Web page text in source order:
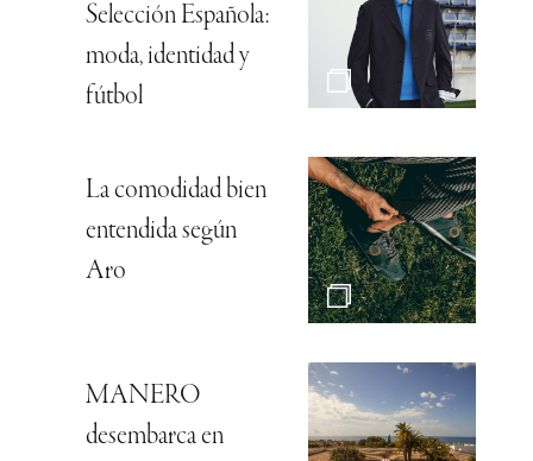
Selección Española:
moda, identidad y
fútbol
La comodidad bien
entendida según
Aro
MANERO
desembarca en